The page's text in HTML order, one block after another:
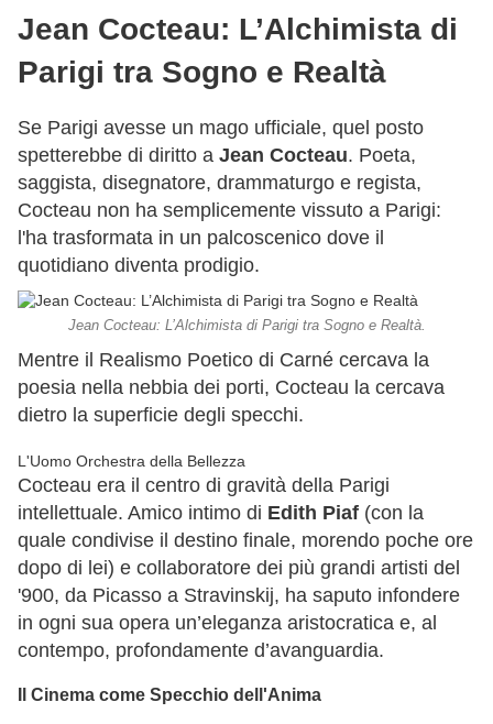
Jean Cocteau: L’Alchimista di
Parigi tra Sogno e Realtà
Se Parigi avesse un mago ufficiale, quel posto
spetterebbe di diritto a Jean Cocteau. Poeta,
saggista, disegnatore, drammaturgo e regista,
Cocteau non ha semplicemente vissuto a Parigi:
l'ha trasformata in un palcoscenico dove il
quotidiano diventa prodigio.
Jean Cocteau: L’Alchimista di Parigi tra Sogno e Realtà.
Mentre il Realismo Poetico di Carné cercava la
poesia nella nebbia dei porti, Cocteau la cercava
dietro la superficie degli specchi.
L'Uomo Orchestra della Bellezza
Cocteau era il centro di gravità della Parigi
intellettuale. Amico intimo di Edith Piaf (con la
quale condivise il destino finale, morendo poche ore
dopo di lei) e collaboratore dei più grandi artisti del
'900, da Picasso a Stravinskij, ha saputo infondere
in ogni sua opera un’eleganza aristocratica e, al
contempo, profondamente d’avanguardia.
Il Cinema come Specchio dell'Anima